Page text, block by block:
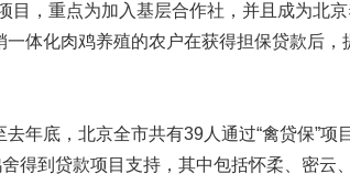
目，重点为加入基层合作社，并且成为北
一体化肉鸡养殖的农户在获得担保贷款后
底，北京全市共有39人通过“禽贷保”项
得到贷款项目支持，其中包括怀柔、密云